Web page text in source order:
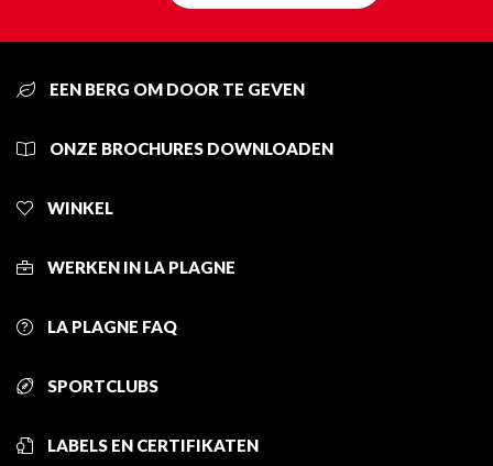
EEN BERG OM DOOR TE GEVEN
ONZE BROCHURES DOWNLOADEN
WINKEL
WERKEN IN LA PLAGNE
LA PLAGNE FAQ
SPORTCLUBS
LABELS EN CERTIFIKATEN